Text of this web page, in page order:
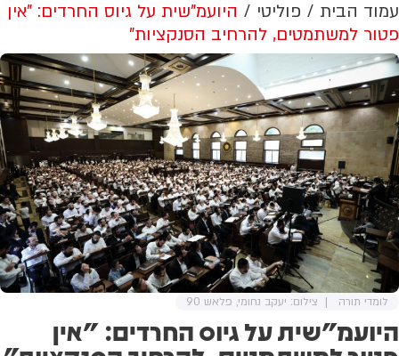
עמוד הבית פוליטי
היועמ"שית על גיוס החרדים: "אין
פטור למשתמטים, להרחיב הסנקציות"
היועמ"שית על גיוס החרדים: "אין
לומדי תורה צילום: יעקב נחומי, פלאש 90